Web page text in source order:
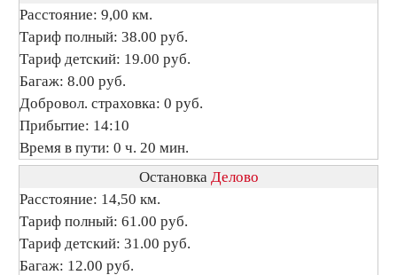
Расстояние: 9,00 км.
Тариф полный: 38.00 руб.
Тариф детский: 19.00 руб.
Багаж: 8.00 руб.
Добровол. страховка: 0 руб.
Прибытие: 14:10
Время в пути: 0 ч. 20 мин.
Остановка Делово
Расстояние: 14,50 км.
Тариф полный: 61.00 руб.
Тариф детский: 31.00 руб.
Багаж: 12.00 руб.